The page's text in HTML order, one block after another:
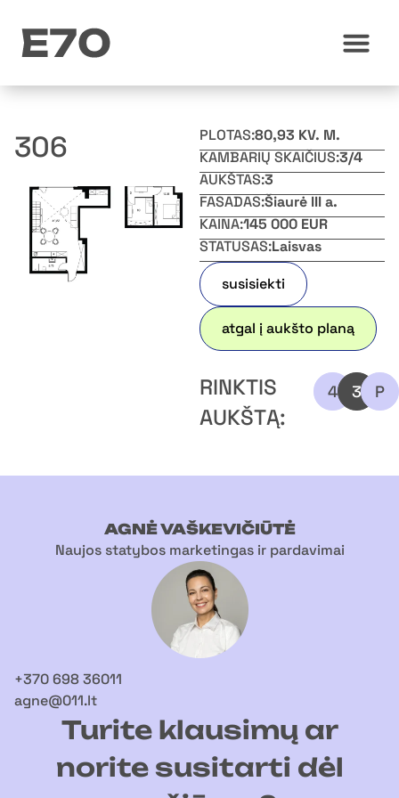
306 PLOTAS:80,93 KV. M.
KAMBARIŲ SKAIČIUS:3/4
AUKŠTAS:3
FASADAS:Šiaurė III a.
KAINA:145 000 EUR
STATUSAS:Laisvas
susisiekti
atgal į aukšto planą
RINKTIS
AUKŠTĄ:
4 3 P
Turite klausimų ar
norite susitarti dėl
AGNĖ VAŠKEVIČIŪTĖ
Naujos statybos marketingas ir pardavimai
+370 698 36011
agne@011.lt